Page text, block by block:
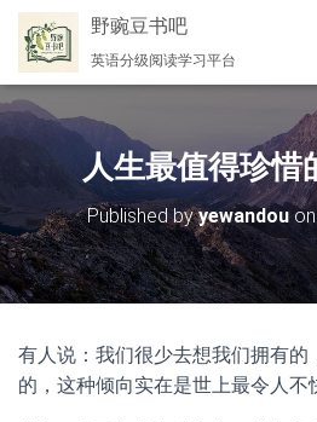
野豌豆书吧
英语分级阅读学习平台
人生最值得珍惜
Published byyewandou on
有人说：我们很少去想我们拥有的
的，这种倾向实在是世上最令人不